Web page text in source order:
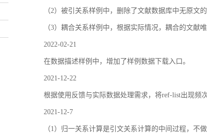
（2）被引关系样例中，删除了文献数据库中无原文
（3）耦合关系样例中，根据实际情况，耦合的文献
2022-02-21
在数据描述样例中，增加了样例数据下载入口。
2021-12-22
根据使用反馈与实际数据处理需求，将ref-list出现频
2021-12-7
（1）归一关系计算是引文关系计算的中间过程，不做